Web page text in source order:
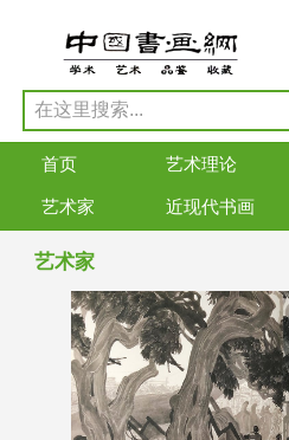
首页 艺术理论
艺术家 近现代书画
艺术家